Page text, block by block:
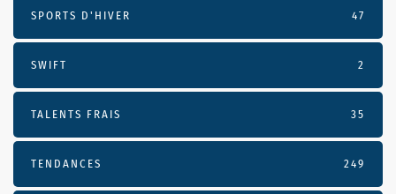
SPORTS D'HIVER 47
SWIFT 2
TALENTS FRAIS 35
TENDANCES 249